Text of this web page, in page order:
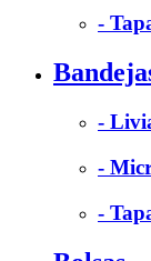
-
-
-
-